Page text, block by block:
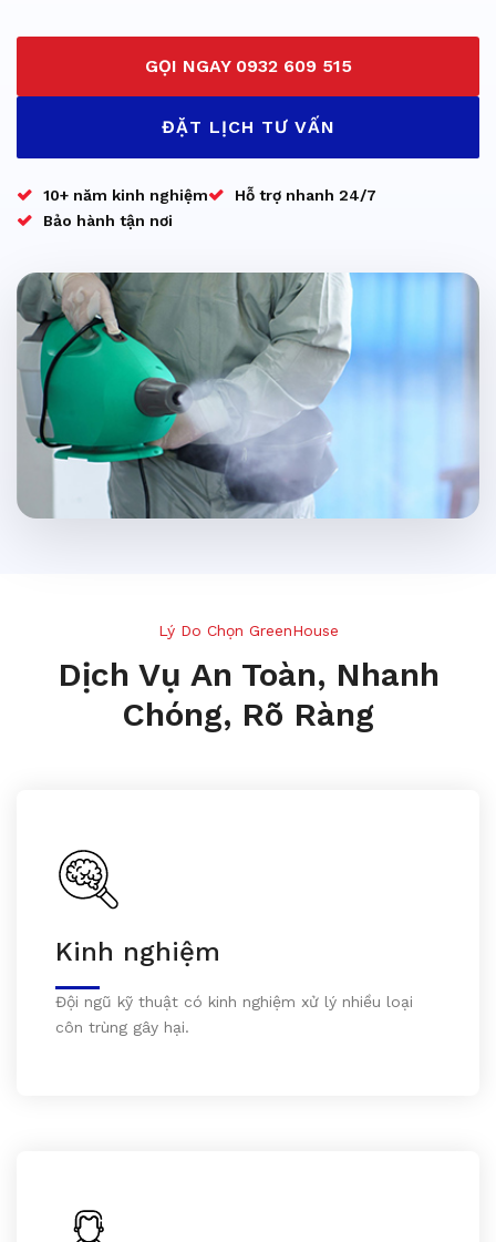
GỌI NGAY 0932 609 515
ĐẶT LỊCH TƯ VẤN
10+ năm kinh nghiệm
Hỗ trợ nhanh 24/7
Bảo hành tận nơi
Lý Do Chọn GreenHouse
Dịch Vụ An Toàn, Nhanh
Chóng, Rõ Ràng
Kinh nghiệm
Đội ngũ kỹ thuật có kinh nghiệm xử lý nhiều loại
côn trùng gây hại.